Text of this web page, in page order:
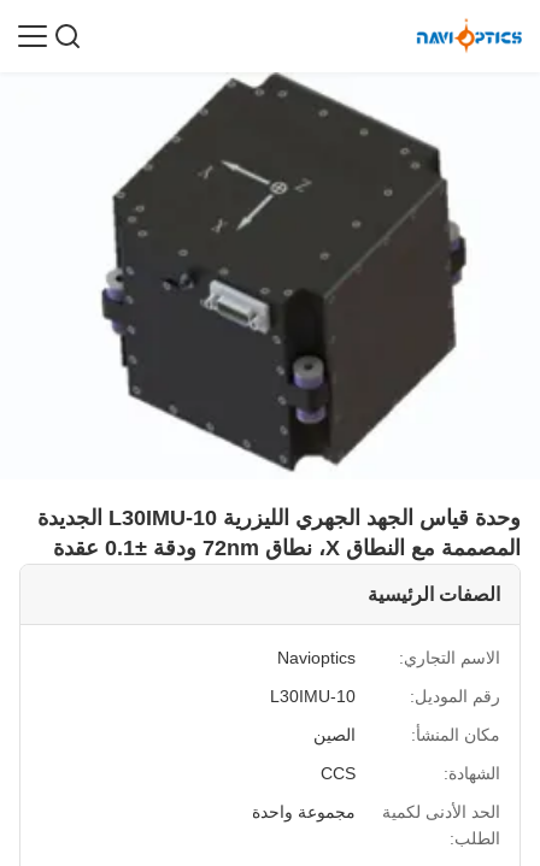
وحدة قياس الجهد الجهري الليزرية L30IMU-10 الجديدة
المصممة مع النطاق X، نطاق 72nm ودقة ±0.1 عقدة
الصفات الرئيسية
الاسم التجاري:
Navioptics
رقم الموديل:
L30IMU-10
مكان المنشأ:
الصين
الشهادة:
CCS
الحد الأدنى لكمية
الطلب:
مجموعة واحدة